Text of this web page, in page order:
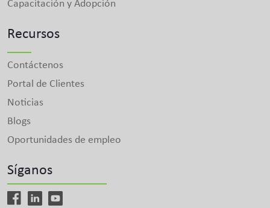
Capacitación y Adopción
Recursos
Contáctenos
Portal de Clientes
Noticias
Blogs
Oportunidades de empleo
Síganos